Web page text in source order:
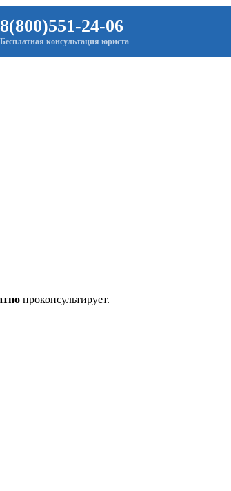
8(800)551-24-06
Бесплатная консультация юриста
проконсультирует.